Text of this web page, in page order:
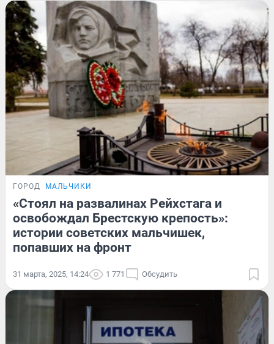
ГОРОД МАЛЬЧИКИ
«Стоял на развалинах Рейхстага и
освобождал Брестскую крепость»:
истории советских мальчишек,
попавших на фронт
31 марта, 2025, 14:24 1 771 Обсудить